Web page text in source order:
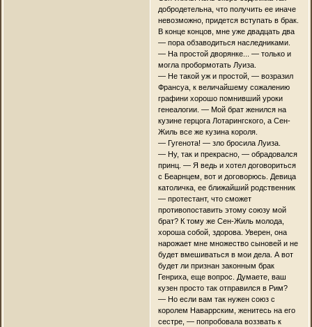
добродетельна, что получить ее иначе
невозможно, придется вступать в брак.
В конце концов, мне уже двадцать два
— пора обзаводиться наследниками.
— На простой дворянке... — только и
могла пробормотать Луиза.
— Не такой уж и простой, — возразил
Франсуа, к величайшему сожалению
графини хорошо помнивший уроки
генеалогии. — Мой брат женился на
кузине герцога Лотарингского, а Сен-
Жиль все же кузина короля.
— Гугенота! — зло бросила Луиза.
— Ну, так и прекрасно, — обрадовался
принц. — Я ведь и хотел договориться
с Беарнцем, вот и договорюсь. Девица
католичка, ее ближайший родственник
— протестант, что сможет
противопоставить этому союзу мой
брат? К тому же Сен-Жиль молода,
хороша собой, здорова. Уверен, она
нарожает мне множество сыновей и не
будет вмешиваться в мои дела. А вот
будет ли признан законным брак
Генриха, еще вопрос. Думаете, ваш
кузен просто так отправился в Рим?
— Но если вам так нужен союз с
королем Наваррским, женитесь на его
сестре, — попробовала воззвать к